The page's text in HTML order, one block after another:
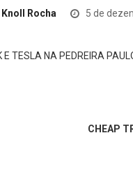
Rocha 5 de
CHEAP